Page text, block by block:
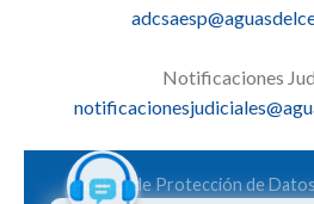
Notificaciones
Política de Protección de